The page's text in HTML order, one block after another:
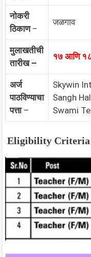
नोकरी
ठिकाण–
जळगाव
मुलाखतीची
तारीख –
१७ आणि
अर्ज
पाठविण्याचा
पत्ता–
Skywin
Sangh
Swami
Eligibility Criteria